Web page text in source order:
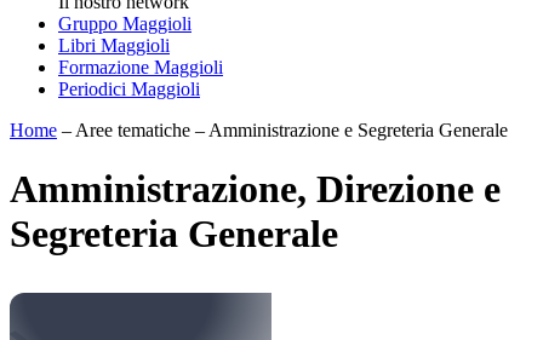
Gruppo Maggioli
Libri Maggioli
Formazione Maggioli
Periodici Maggioli
Home – Aree tematiche – Amministrazione e Segreteria Generale
Amministrazione, Direzione e
Segreteria Generale